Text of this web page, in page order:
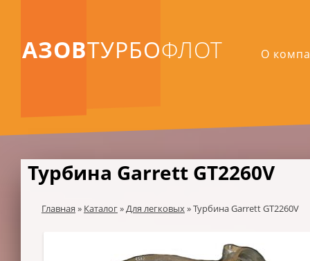
АЗОВТУРБОФЛОТ О
Турбина Garrett GT2260V
Главная » Каталог»Для легковых»Турбина Garrett GT2260V